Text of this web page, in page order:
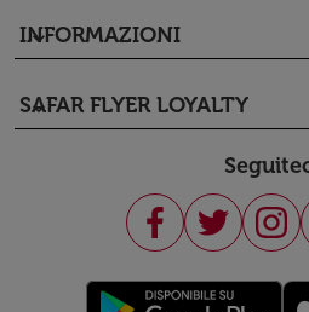
INFORMAZIONI
keyboard_arrow_down
SAFAR FLYER LOYALTY
keyboard_arrow_down